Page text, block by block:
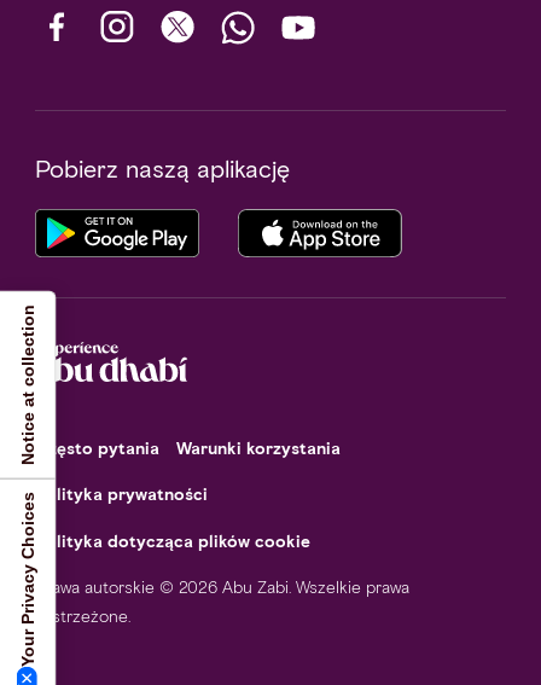
Pobierz naszą aplikację
Często pytania Warunki korzystania
Polityka prywatności
Polityka dotycząca plików cookie
Prawa autorskie © 2026 Abu Zabi. Wszelkie prawa
zastrzeżone.
Your Privacy Choices
Notice at collection